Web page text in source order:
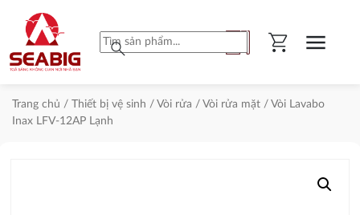
search shopping_cart menu
Trang chủ / Thiết bị vệ sinh / Vòi rửa / Vòi rửa mặt / Vòi Lavabo
Inax LFV-12AP Lạnh